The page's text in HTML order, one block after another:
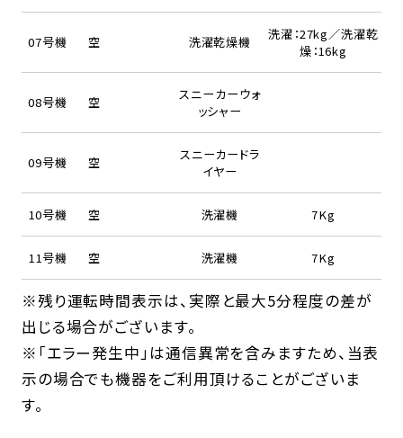
07号機 空 洗濯乾燥機
洗濯：27kg／洗濯乾
燥：16kg
08号機 空
スニーカーウォ
ッシャー
09号機 空
スニーカードラ
イヤー
10号機 空 洗濯機 7Kg
11号機 空 洗濯機 7Kg
※残り運転時間表示は、実際と最大5分程度の差が
出じる場合がございます。
※「エラー発生中」は通信異常を含みますため、当表
示の場合でも機器をご利用頂けることがございま
す。